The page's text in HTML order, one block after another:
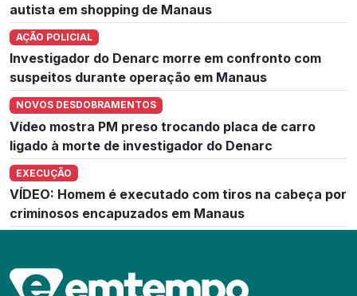
autista em shopping de Manaus
AÇÃO POLICIAL
Investigador do Denarc morre em confronto com
suspeitos durante operação em Manaus
NOVOS DESDOBRAMENTOS
Vídeo mostra PM preso trocando placa de carro
ligado à morte de investigador do Denarc
EXECUÇÃO
VÍDEO: Homem é executado com tiros na cabeça por
criminosos encapuzados em Manaus